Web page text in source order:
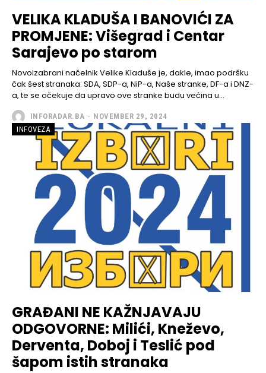
VELIKA KLADUŠA I BANOVIĆI ZA
PROMJENE: Višegrad i Centar
Sarajevo po starom
Novoizabrani načelnik Velike Kladuše je, dakle, imao podršku
čak šest stranaka: SDA, SDP-a, NiP-a, Naše stranke, DF-a i DNZ-
a, te se očekuje da upravo ove stranke budu većina u...
INFORADAR.BA - NOVEMBER 29, 2024
INFOVEZA
GRAĐANI NE KAŽNJAVAJU
ODGOVORNE: Milići, Kneževo,
Derventa, Doboj i Teslić pod
šapom istih stranaka